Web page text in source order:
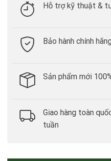
Hỗ trợ kỹ thuật &
Bảo hành chính
Sản phẩm mới
Giao hàng toàn
tuần